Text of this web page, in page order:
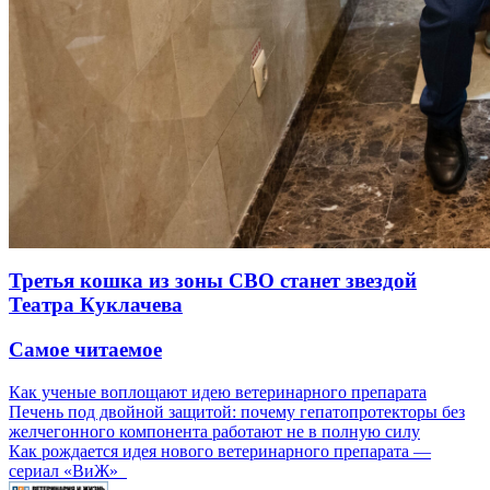
Третья кошка из зоны СВО станет звездой
Театра Куклачева
Самое читаемое
Как ученые воплощают идею ветеринарного препарата
Печень под двойной защитой: почему гепатопротекторы без
желчегонного компонента работают не в полную силу
Как рождается идея нового ветеринарного препарата —
сериал «ВиЖ»